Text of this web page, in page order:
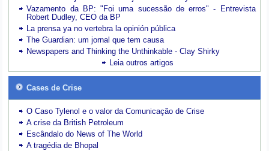
Vazamento da BP: "Foi uma sucessão de erros" - Entrevista
Robert Dudley, CEO da BP
La prensa ya no vertebra la opinión pública
The Guardian: um jornal que tem causa
Newspapers and Thinking the Unthinkable - Clay Shirky
Leia outros artigos
Cases de Crise
O Caso Tylenol e o valor da Comunicação de Crise
A crise da British Petroleum
Escândalo do News of The World
A tragédia de Bhopal